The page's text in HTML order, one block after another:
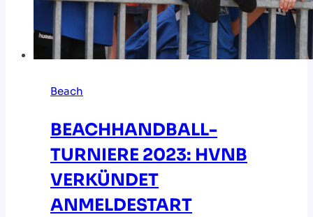
Beach
BEACHHANDBALL-
TURNIERE 2023: HVNB
VERKÜNDET
ANMELDESTART